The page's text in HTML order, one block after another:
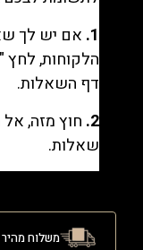
1. אם יש לך
הלקוחות, לחץ "
דף השאלות.
2. חוץ מזה,
שאלות.
משלוח